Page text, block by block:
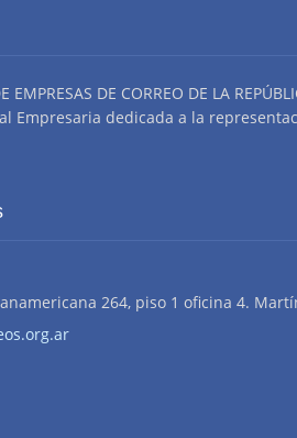
EMPRESAS DE CORREO DE LA
Empresaria dedicada a la
264, piso 1 oficina 4.